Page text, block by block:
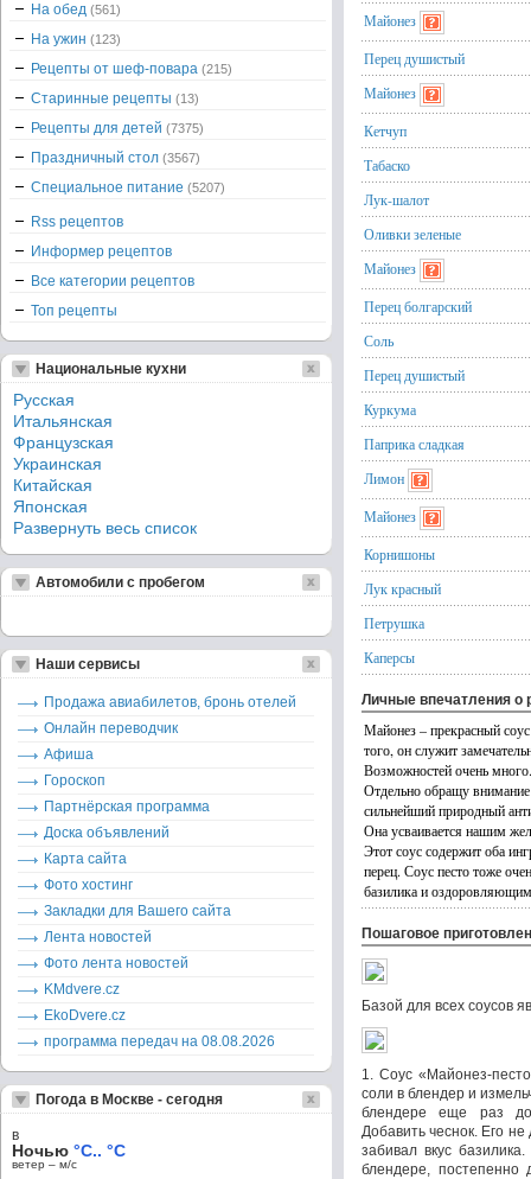
Майонез
Перец душистый
Майонез
Кетчуп
Табаско
Лук-шалот
Оливки зеленые
Майонез
Перец болгарский
Соль
Перец душистый
Куркума
Паприка сладкая
Лимон
Майонез
Корнишоны
Лук красный
Петрушка
Каперсы
Личные впечатления о
Майонез – прекрасный
того, он служит
Возможностей очень
Отдельно обращу
сильнейший природный
Она усваивается нашим
Этот соус содержит оба
перец. Соус песто тоже
базилика и
Пошаговое
Базой для всех соусов
1. Соус «Майонез-
соли в блендер и
блендере еще раз до
Добавить чеснок. Его
забивал вкус
блендере, постепенно
На обед (561)
На ужин (123)
Рецепты от шеф-повара (215)
Старинные рецепты (13)
Рецепты для детей (7375)
Праздничный стол (3567)
Специальное питание (5207)
Rss рецептов
Информер рецептов
Все категории рецептов
Топ рецепты
Национальные кухни
Русская
Итальянская
Французская
Украинская
Китайская
Японская
Развернуть весь список
Автомобили с пробегом
Наши сервисы
Продажа авиабилетов, бронь отелей
Онлайн переводчик
Афиша
Гороскоп
Партнёрская программа
Доска объявлений
Карта сайта
Фото хостинг
Закладки для Вашего сайта
Лента новостей
Фото лента новостей
KMdvere.cz
EkoDvere.cz
программа передач на 08.08.2026
Погода в Москве - сегодня
в
Ночью °C.. °C
ветер – м/c